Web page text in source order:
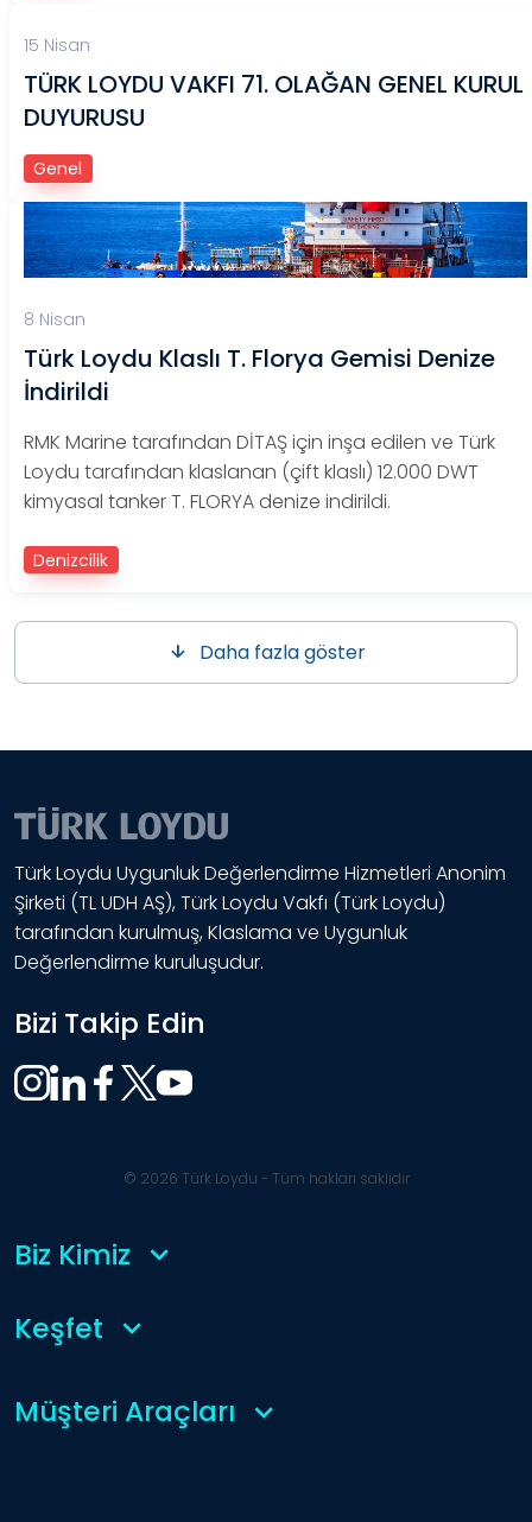
15 Nisan
TÜRK LOYDU VAKFI 71. OLAĞAN GENEL KURUL
DUYURUSU
Genel
8 Nisan
Türk Loydu Klaslı T. Florya Gemisi Denize
İndirildi
RMK Marine tarafından DİTAŞ için inşa edilen ve Türk
Loydu tarafından klaslanan (çift klaslı) 12.000 DWT
kimyasal tanker T. FLORYA denize indirildi.
Denizcilik
Daha fazla göster
Türk Loydu Uygunluk Değerlendirme Hizmetleri Anonim
Şirketi (TL UDH AŞ), Türk Loydu Vakfı (Türk Loydu)
tarafından kurulmuş, Klaslama ve Uygunluk
Değerlendirme kuruluşudur.
Bizi Takip Edin
© 2026 Türk Loydu - Tüm hakları saklıdır
Biz Kimiz
Keşfet
Müşteri Araçları